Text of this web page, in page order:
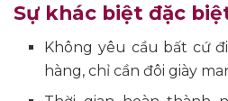
Sự khác biệt đặc
Không yêu cầu bất cứ
hàng, chỉ cần đôi giày